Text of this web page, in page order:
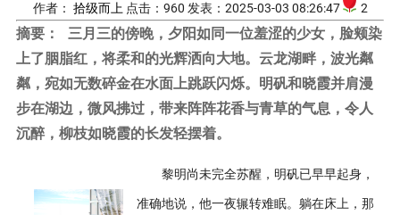
作者： 拾级而上 点击：960 发表：2025-03-03 08:26:47 2
摘要：
三月三的傍晚，夕阳如同一位羞涩的少女，脸颊染
上了胭脂红，将柔和的光辉洒向大地。云龙湖畔，波光粼
粼，宛如无数碎金在水面上跳跃闪烁。明矾和晓霞并肩漫
步在湖边，微风拂过，带来阵阵花香与青草的气息，令人
沉醉，柳枝如晓霞的长发轻摆着。
黎明尚未完全苏醒，明矾已早早起身，
准确地说，他一夜辗转难眠。躺在床上，那